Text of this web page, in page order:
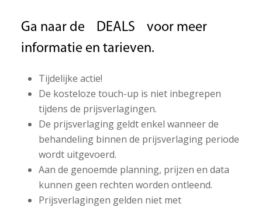
Ga naar de DEALS voor meer
informatie en tarieven.
Tijdelijke actie!
De kosteloze touch-up is niet inbegrepen
tijdens de prijsverlagingen.
De prijsverlaging geldt enkel wanneer de
behandeling binnen de prijsverlaging periode
wordt uitgevoerd.
Aan de genoemde planning, prijzen en data
kunnen geen rechten worden ontleend.
Prijsverlagingen gelden niet met